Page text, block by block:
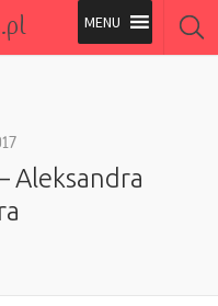
Aleksandra